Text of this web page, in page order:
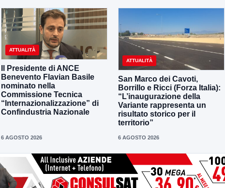
ATTUALITÀ
Il Presidente di ANCE
Benevento Flavian Basile
nominato nella
Commissione Tecnica
“Internazionalizzazione” di
Confindustria Nazionale
6 AGOSTO 2026
ATTUALITÀ
San Marco dei Cavoti,
Borrillo e Ricci (Forza Italia):
“L’inaugurazione della
Variante rappresenta un
risultato storico per il
territorio”
6 AGOSTO 2026